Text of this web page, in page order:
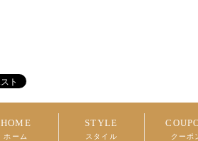
HOME
ホーム
STYLE
スタイル クーポ